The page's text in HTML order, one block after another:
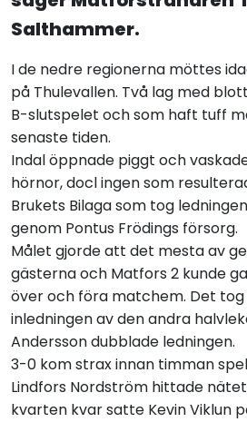
Salthammer.
I de nedre regionerna möttes
på Thulevallen. Två lag med
B-slutspelet och som haft tuff
senaste tiden.
Indal öppnade piggt och
hörnor, docl ingen som
Brukets Bilaga som tog
genom Pontus Frödings försorg.
Målet gjorde att det mesta av
gästerna och Matfors 2 kunde
över och föra matchem. Det
inledningen av den andra
Andersson dubblade ledningen.
3-0 kom strax innan timman
Lindfors Nordström hittade
kvarten kvar satte Kevin Viklun